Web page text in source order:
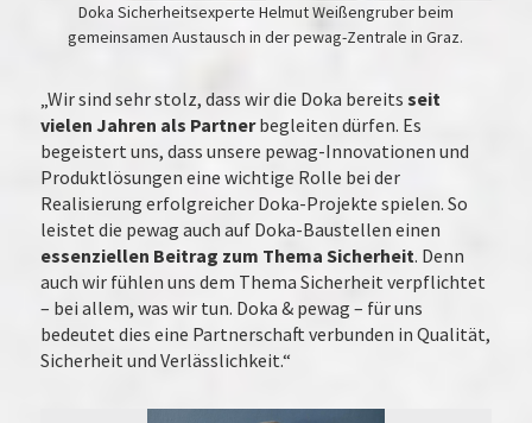
Doka Sicherheitsexperte Helmut Weißengruber beim
gemeinsamen Austausch in der pewag-Zentrale in Graz.
„Wir sind sehr stolz, dass wir die Doka bereits seit
vielen Jahren als Partnerbegleiten dürfen. Es
begeistert uns, dass unsere pewag-Innovationen und
Produktlösungen eine wichtige Rolle bei der
Realisierung erfolgreicher Doka-Projekte spielen. So
leistet die pewag auch auf Doka-Baustellen einen
essenziellen Beitrag zum Thema Sicherheit. Denn
auch wir fühlen uns dem Thema Sicherheit verpflichtet
– bei allem, was wir tun. Doka & pewag – für uns
bedeutet dies eine Partnerschaft verbunden in Qualität,
Sicherheit und Verlässlichkeit.“